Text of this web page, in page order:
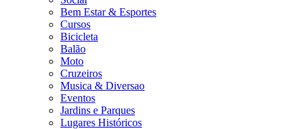
Bem Estar & Esportes
Cursos
Bicicleta
Balão
Moto
Cruzeiros
Musica & Diversao
Eventos
Jardins e Parques
Lugares Históricos